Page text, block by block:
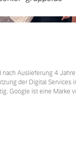
nach Auslieferung 4
der Digital Services
Google ist eine Marke